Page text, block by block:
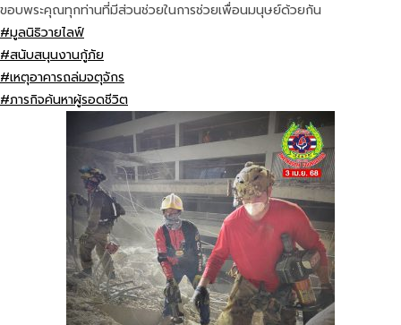
ขอบพระคุณทุกท่านที่มีส่วนช่วยในการช่วยเพื่อนมนุษย์ด้วยกัน
#มูลนิธิวายไลฟ์
#สนับสนุนงานกู้ภัย
#เหตุอาคารถล่มจตุจักร
#ภารกิจค้นหาผู้รอดชีวิต